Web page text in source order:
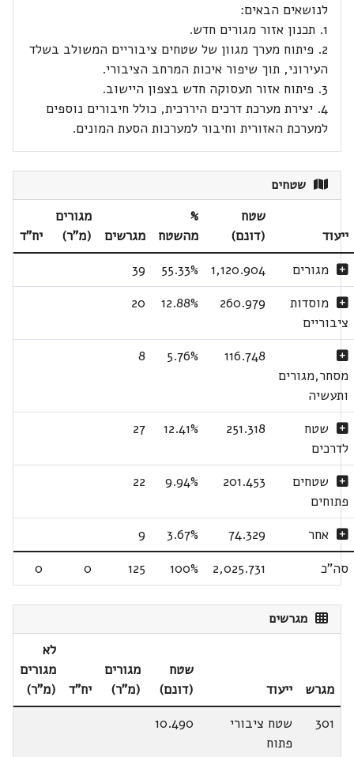
לנושאים הבאים:
1. תכנון אזור מגורים חדש.
2. פיתוח מערך מגוון של שטחים ציבוריים המשולב בשלד
העירוני, תוך שיפור איכות המרחב הציבורי.
3. פיתוח אזור תעסוקה חדש בצפון היישוב.
4. יצירת מערכת דרכים היררכית, כולל חיבורים נוספים
למערכת האזורית וחיבור למערכות הסעת המונים.
שטחים
ייעוד
שטח
(דונם)
%
מהשטח
מגרשים
מגורים
(מ"ר)
יח"ד
מגורים
1,120.904
55.33%
39
מוסדות
ציבוריים
260.979
12.88%
20
מסחר,מגורים
ותעשיה
116.748
5.76%
8
שטח
לדרכים
251.318
12.41%
27
שטחים
פתוחים
201.453
9.94%
22
אחר 74.329
3.67%
9
סה"כ
2,025.731
100%
125
0
0
מגרשים
מגרש ייעוד
שטח
(דונם)
מגורים
(מ"ר)
יח"ד
לא
מגורים
(מ"ר)
301
שטח ציבורי
פתוח
10.490